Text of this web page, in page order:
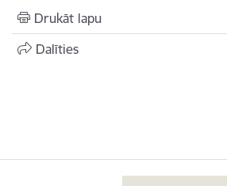
Drukāt lapu
Dalīties